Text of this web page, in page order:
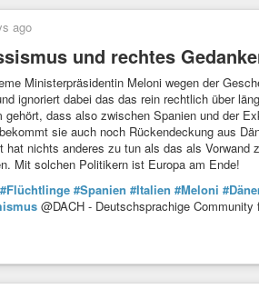
ago
und rechtes
Ministerpräsidentin Meloni wegen der
ignoriert dabei das das rein rechtlich über
dass also zwischen Spanien und der
sie auch noch Rückendeckung aus
hat nichts anderes zu tun als das als
Mit solchen Politikern ist Europa am Ende!
#Flüchtlinge #Spanien #Italien #Meloni
@DACH - Deutschsprachige